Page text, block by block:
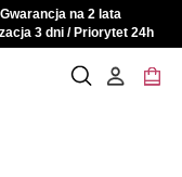
Gwarancja na 2 lata
3 dni / Priorytet 24h